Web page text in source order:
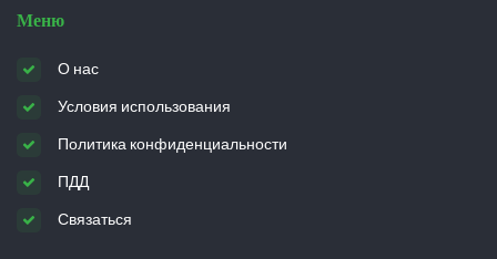
Меню
О нас
Условия использования
Политика конфиденциальности
ПДД
Связаться